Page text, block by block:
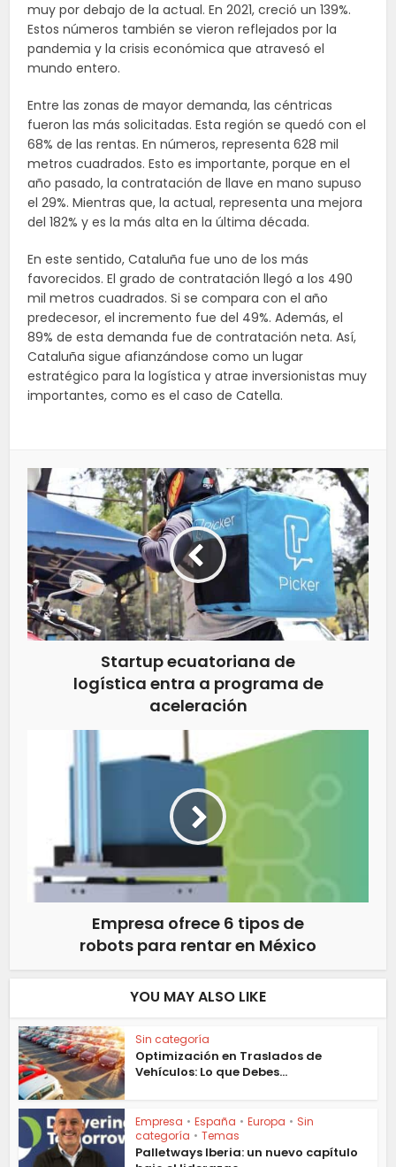
muy por debajo de la actual. En 2021, creció un 139%.
Estos números también se vieron reflejados por la
pandemia y la crisis económica que atravesó el
mundo entero.
Entre las zonas de mayor demanda, las céntricas
fueron las más solicitadas. Esta región se quedó con el
68% de las rentas. En números, representa 628 mil
metros cuadrados. Esto es importante, porque en el
año pasado, la contratación de llave en mano supuso
el 29%. Mientras que, la actual, representa una mejora
del 182% y es la más alta en la última década.
En este sentido, Cataluña fue uno de los más
favorecidos. El grado de contratación llegó a los 490
mil metros cuadrados. Si se compara con el año
predecesor, el incremento fue del 49%. Además, el
89% de esta demanda fue de contratación neta. Así,
Cataluña sigue afianzándose como un lugar
estratégico para la logística y atrae inversionistas muy
importantes, como es el caso de Catella.
Startup ecuatoriana de
logística entra a programa de
aceleración
Empresa ofrece 6 tipos de
robots para rentar en México
YOU MAY ALSO LIKE
Sin categoría
Optimización en Traslados de
Vehículos: Lo que Debes...
Empresa • España • Europa • Sin
categoría • Temas
Palletways Iberia: un nuevo capítulo